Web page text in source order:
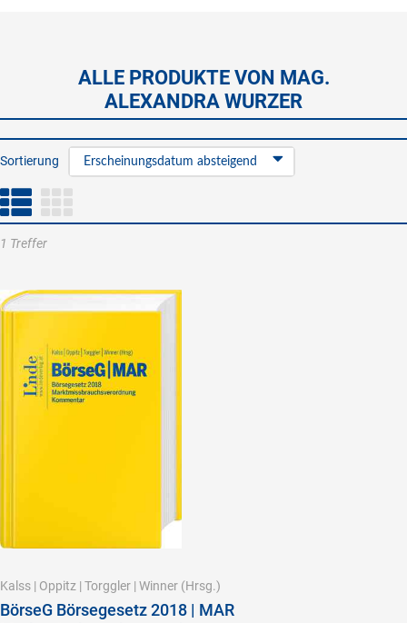
ALLE PRODUKTE VON MAG.
ALEXANDRA WURZER
Sortierung Erscheinungsdatum absteigend
1 Treffer
Kalss | Oppitz | Torggler | Winner (Hrsg.)
BörseG Börsegesetz 2018 | MAR